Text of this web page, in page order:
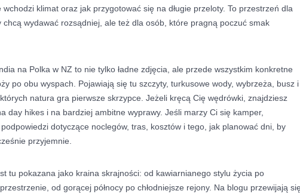
wchodzi klimat oraz jak przygotować się na długie przeloty. To przestrzeń dla
chcą wydawać rozsądniej, ale też dla osób, które pragną poczuć smak
na Polka w NZ to nie tylko ładne zdjęcia, ale przede wszystkim konkretne
po obu wyspach. Pojawiają się tu szczyty, turkusowe wody, wybrzeża, busz i
natura gra pierwsze skrzypce. Jeżeli kręcą Cię wędrówki, znajdziesz
day hikes i na bardziej ambitne wyprawy. Jeśli marzy Ci się kamper,
dotyczące noclegów, tras, kosztów i tego, jak planować dni, by
przyjemnie.
tu pokazana jako kraina skrajności: od kawiarnianego stylu życia po
od gorącej północy po chłodniejsze rejony. Na blogu przewijają się